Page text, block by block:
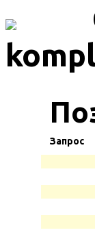
Запрос